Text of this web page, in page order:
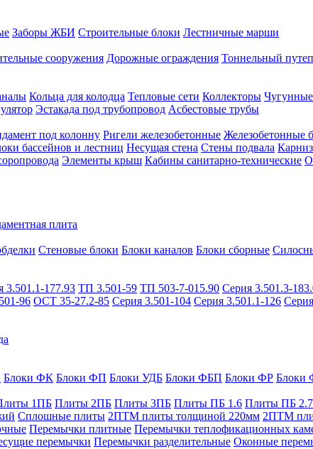
Заборы ЖБИ Строительные блоки Лестничные марши
сооружения Дорожные ограждения Тоннельный
Кольца для колодца Тепловые сети Коллекторы
Эстакада под трубопровод Асбестовые трубы
под колонну Ригели железобетонные Железобетонные
бассейнов и лестниц Несущая стена Стены подвала
Элементы крыш Кабины санитарно-технические
плита
Стеновые блоки Блоки каналов Блоки сборные
3.501.1-177.93 ТП 3.501-59 ТП 503-7-015.90 Серия 3.501.3-
96 ОСТ 35-27.2-85 Серия 3.501-104 Серия 3.501.1-126
Блоки ФК Блоки ФП Блоки УДБ Блоки ФБП Блоки ФР Блоки
1ПБ Плиты 2ПБ Плиты 3ПБ Плиты ПБ 1.6 Плиты ПБ 2.7
Сплошные плиты 2ПТМ плиты толщиной 220мм 2ПТМ
Перемычки плитные Перемычки теплофикационных
перемычки Перемычки разделительные Оконные